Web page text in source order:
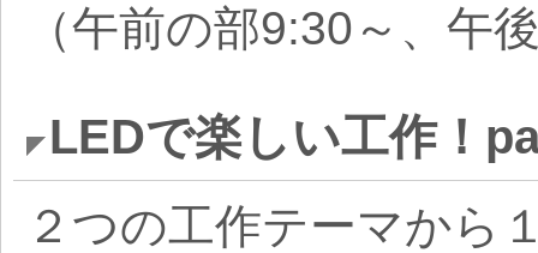
（午前の部9:30～、午
LEDで楽しい工作！
２つの工作テーマから